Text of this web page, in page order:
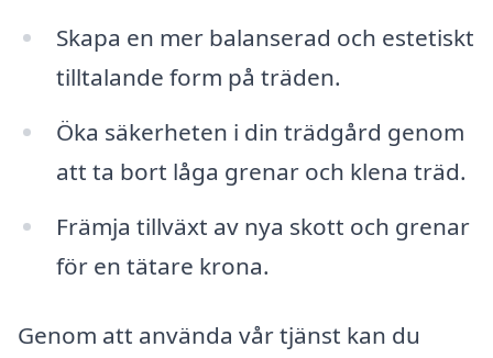
Skapa en mer balanserad och estetiskt
tilltalande form på träden.
Öka säkerheten i din trädgård genom
att ta bort låga grenar och klena träd.
Främja tillväxt av nya skott och grenar
för en tätare krona.
Genom att använda vår tjänst kan du